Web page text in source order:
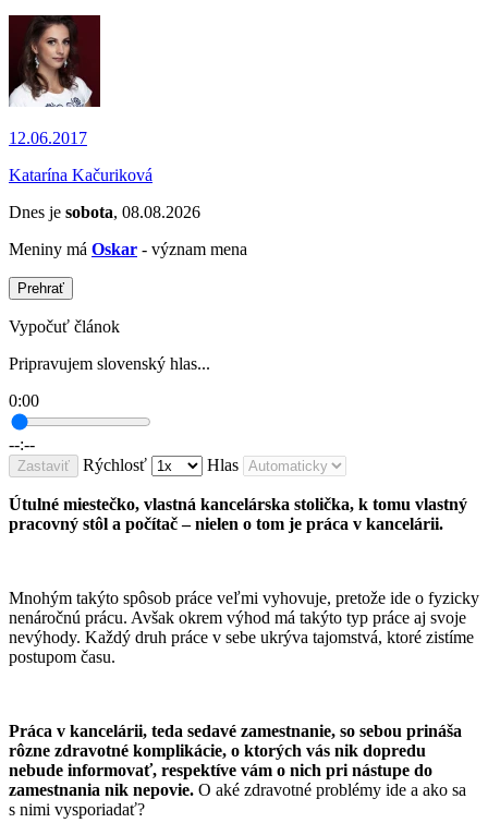
12.06.2017
Katarína Kačuriková
Dnes je sobota, 08.08.2026
Meniny má Oskar - význam mena
Prehrať
Vypočuť článok
Pripravujem slovenský hlas...
0:00
--:--
Zastaviť Rýchlosť Hlas
Útulné miestečko, vlastná kancelárska stolička, k tomu vlastný
pracovný stôl a počítač – nielen o tom je práca v kancelárii.
Mnohým takýto spôsob práce veľmi vyhovuje, pretože ide o fyzicky
nenáročnú prácu. Avšak okrem výhod má takýto typ práce aj svoje
nevýhody. Každý druh práce v sebe ukrýva tajomstvá, ktoré zistíme
postupom času.
Práca v kancelárii, teda sedavé zamestnanie, so sebou prináša
rôzne zdravotné komplikácie, o ktorých vás nik dopredu
nebude informovať, respektíve vám o nich pri nástupe do
zamestnania nik nepovie. O aké zdravotné problémy ide a ako sa
s nimi vysporiadať?